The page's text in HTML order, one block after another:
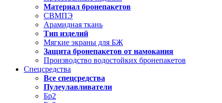
Материал бронепакетов
СВМПЭ
Арамидная ткань
Тип изделий
Мягкие экраны для БЖ
Защита бронепакетов от намокания
Производство водостойких бронепакетов
Спецсредства
Все спецсредства
Пулеулавливатели
Бр2